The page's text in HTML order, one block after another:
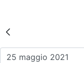
Risultati